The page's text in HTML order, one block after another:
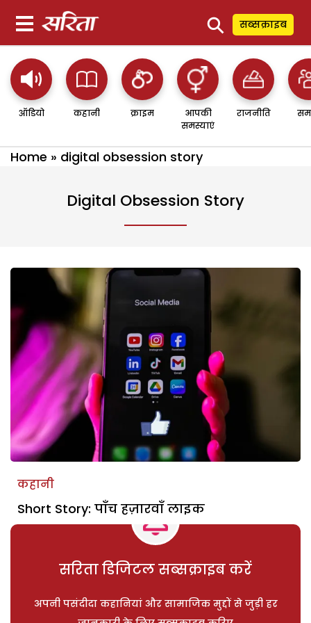
⚲ सब्सक्राइब
ऑडियो कहानी क्राइम
आपकी
समस्याएं
राजनीति
Home » digital obsession story
Digital Obsession Story
कहानी
Short Story: पाँच हज़ारवाँ लाइक
सरिता डिजिटल सब्सक्राइब करें
अपनी पसंदीदा कहानियां और सामाजिक मुद्दों से जुड़ी हर